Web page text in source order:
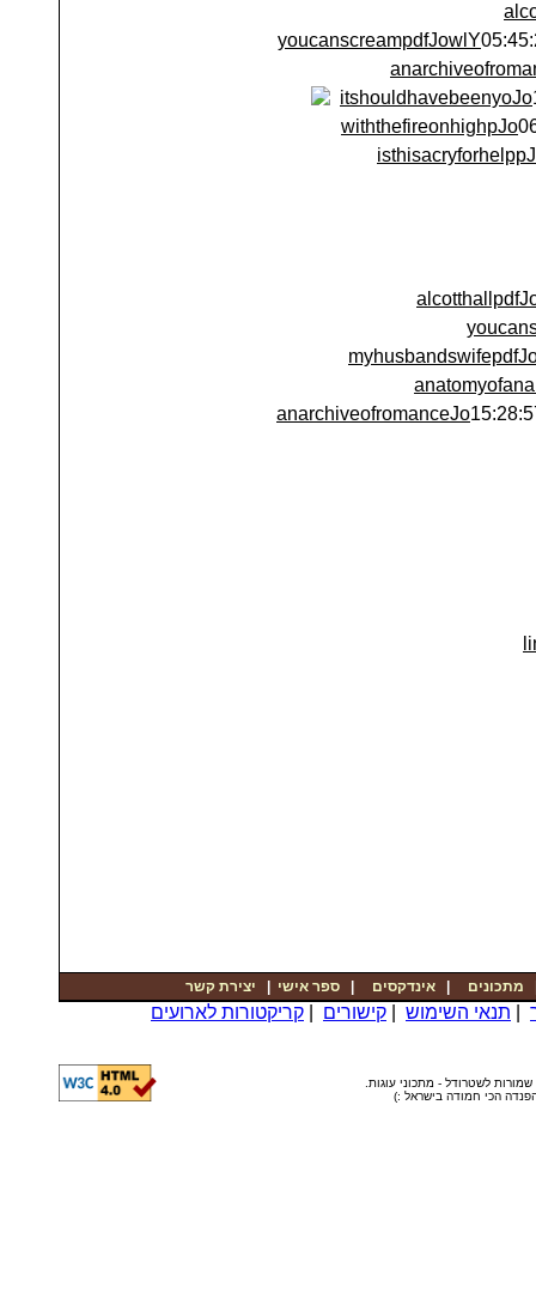
youcanscreampdfJowlY
itshouldhavebeenyoJo
withthefireonhighpJo
anarchiveofromanceJo
מתכונים |אינדקסים |ספר אישי יצירת קשר
תנאי השימוש קישורים קריקטורות לארועים
שמורות לשטרודל - מתכוני עוגות.
הכי חמודה בישראל :)